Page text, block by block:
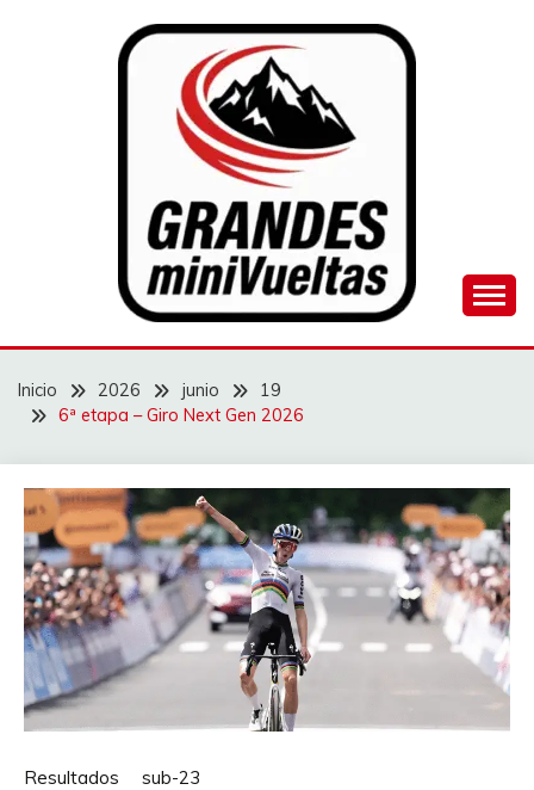
GRANDES
MINIVUELTAS
Inicio 2026 junio
19
6ª etapa – Giro Next Gen 2026
Resultados sub-23